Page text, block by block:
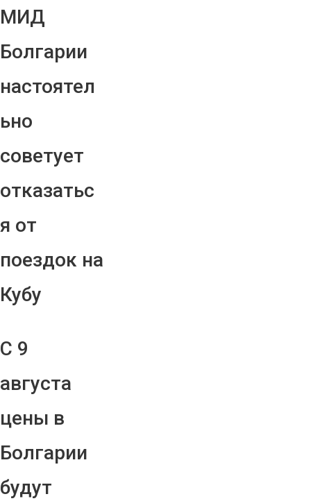
МИД
Болгарии
настоятел
ьно
советует
отказатьс
я от
поездок на
Кубу
С 9
августа
цены в
Болгарии
будут